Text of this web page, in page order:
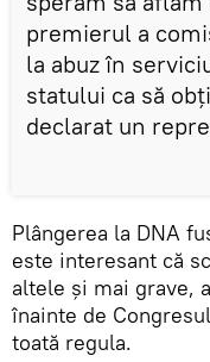
premierul a
la abuz în
statului ca să
declarat un
Plângerea la DNA
este interesant că
altele și mai grave,
înainte de
toată regula.